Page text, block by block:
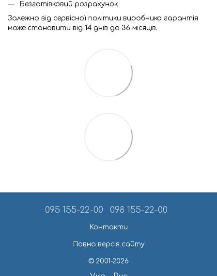
Безготівковий розрахунок
Залежно від сервісної політики виробника гарантія
може становити від 14 днів до 36 місяців.
095 155-22-00 098 155-22-00
Контакти
Повна версія сайту
© 2001-2026